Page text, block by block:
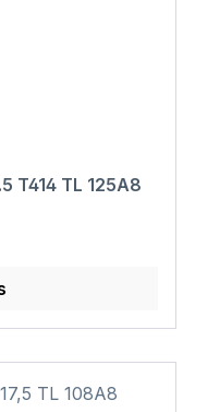
T414 TL 125A8